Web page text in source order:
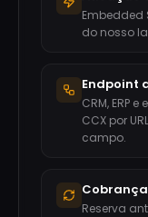
Embedded
do nosso
Endpoint
CRM, ERP
CCX por
campo.
Reserva